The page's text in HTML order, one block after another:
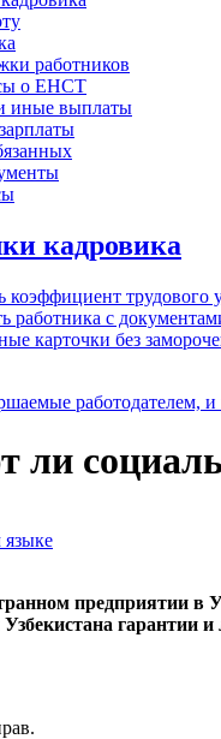
работников
о ЕНСТ
иные выплаты
кадровика
коэффициент
работника с
карточки без
работодателем, и
ли
языке
предприятии в
Узбекистана гарантии